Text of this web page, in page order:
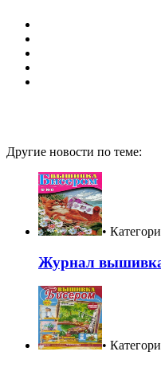
Другие новости по теме:
•
Журнал
•